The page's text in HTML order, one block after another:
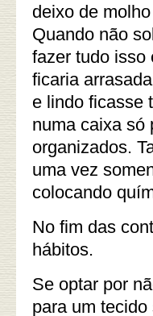
deixo de
Quando não
fazer tudo isso
ficaria
e lindo ficasse
numa caixa só
organizados.
uma vez
colocando
No fim das
hábitos.
Se optar por
para um tecido